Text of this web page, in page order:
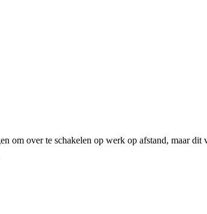
over te schakelen op werk op afstand, maar dit